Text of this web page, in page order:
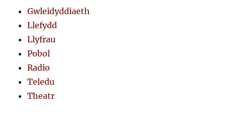
Gwleidyddiaeth
Llefydd
Llyfrau
Pobol
Radio
Teledu
Theatr